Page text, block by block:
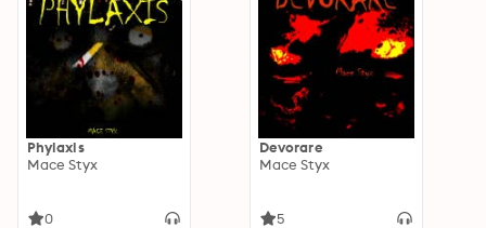
Phylaxis
Mace Styx
0
Devorare
Mace Styx
5